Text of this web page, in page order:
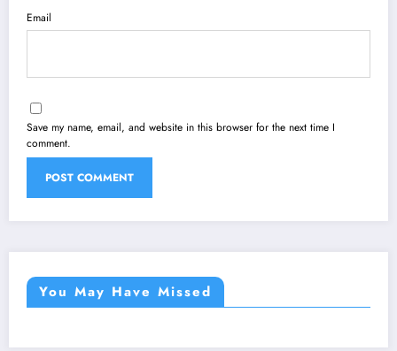
Email
Save my name, email, and website in this browser for the next time I
comment.
You May Have Missed